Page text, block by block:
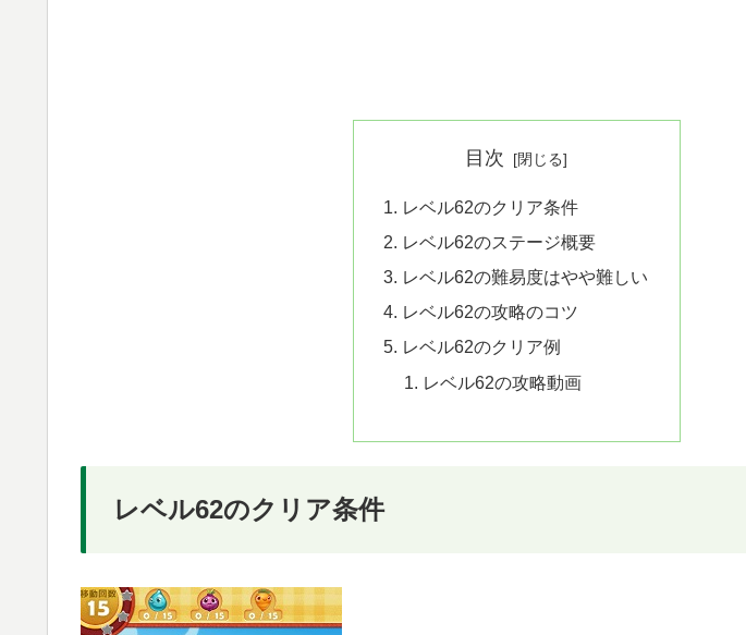
目次
レベル62のクリア条件
レベル62のステージ概要
レベル62の難易度はやや難しい
レベル62の攻略のコツ
レベル62のクリア例
レベル62の攻略動画
レベル62のクリア条件